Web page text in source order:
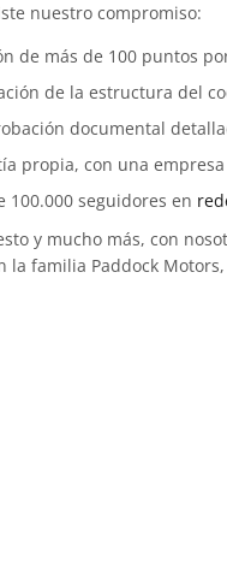
nuestro compromiso:
de más de 100 puntos
de la estructura del
documental
propia, con una
100.000 seguidores en
y mucho más, con
la familia Paddock